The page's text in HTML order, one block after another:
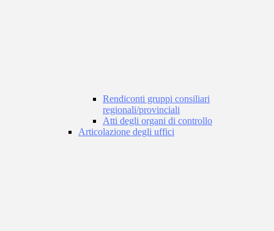
Rendiconti gruppi consiliari
regionali/provinciali
Atti degli organi di controllo
Articolazione degli uffici